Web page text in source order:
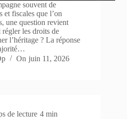
souvent de
et fiscales que l’on
une question revient
les droits de
l’héritage ? La réponse
On juin 11, 2026
de lecture 4 min